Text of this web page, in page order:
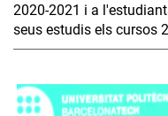
2020-2021 i a
seus estudis els cursos